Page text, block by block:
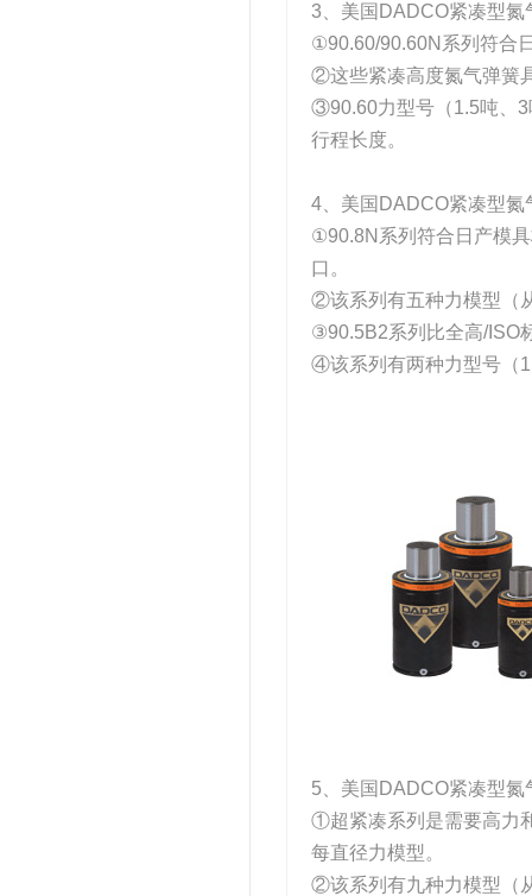
3、美国DADCO紧凑型
①90.60/90.60N系列符合
②这些紧凑高度氮气弹簧
③90.60力型号（1.5吨、3
行程长度。
4、美国DADCO紧凑型
①90.8N系列符合日产模
口。
②该系列有五种力模型（
③90.5B2系列比全高/ISO
④该系列有两种力型号（
5、美国DADCO紧凑型
①超紧凑系列是需要高力
每直径力模型。
②该系列有九种力模型（